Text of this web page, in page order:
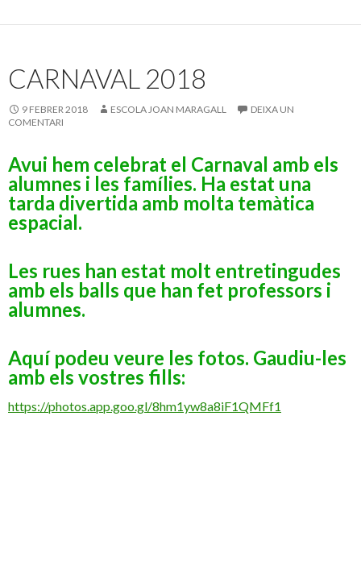
CARNAVAL 2018
9 FEBRER 2018 ESCOLA JOAN MARAGALL
DEIXA UN
COMENTARI
Avui hem celebrat el Carnaval amb els
alumnes i les famílies. Ha estat una
tarda divertida amb molta temàtica
espacial.
Les rues han estat molt entretingudes
amb els balls que han fet professors i
alumnes.
Aquí podeu veure les fotos. Gaudiu-les
amb els vostres fills:
https://photos.app.goo.gl/8hm1yw8a8iF1QMFf1